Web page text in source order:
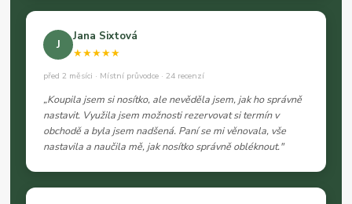
J
Jana Sixtová
★★★★★
před 2 měsíci · Místní průvodce · 24 recenzí
„Koupila jsem si nosítko, ale nevěděla jsem, jak ho správně
nastavit. Využila jsem možnosti rezervovat si termín v
obchodě a byla jsem nadšená. Paní se mi věnovala, vše
nastavila a naučila mě, jak nosítko správně obléknout."